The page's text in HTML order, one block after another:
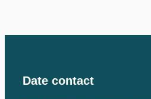
Date contact